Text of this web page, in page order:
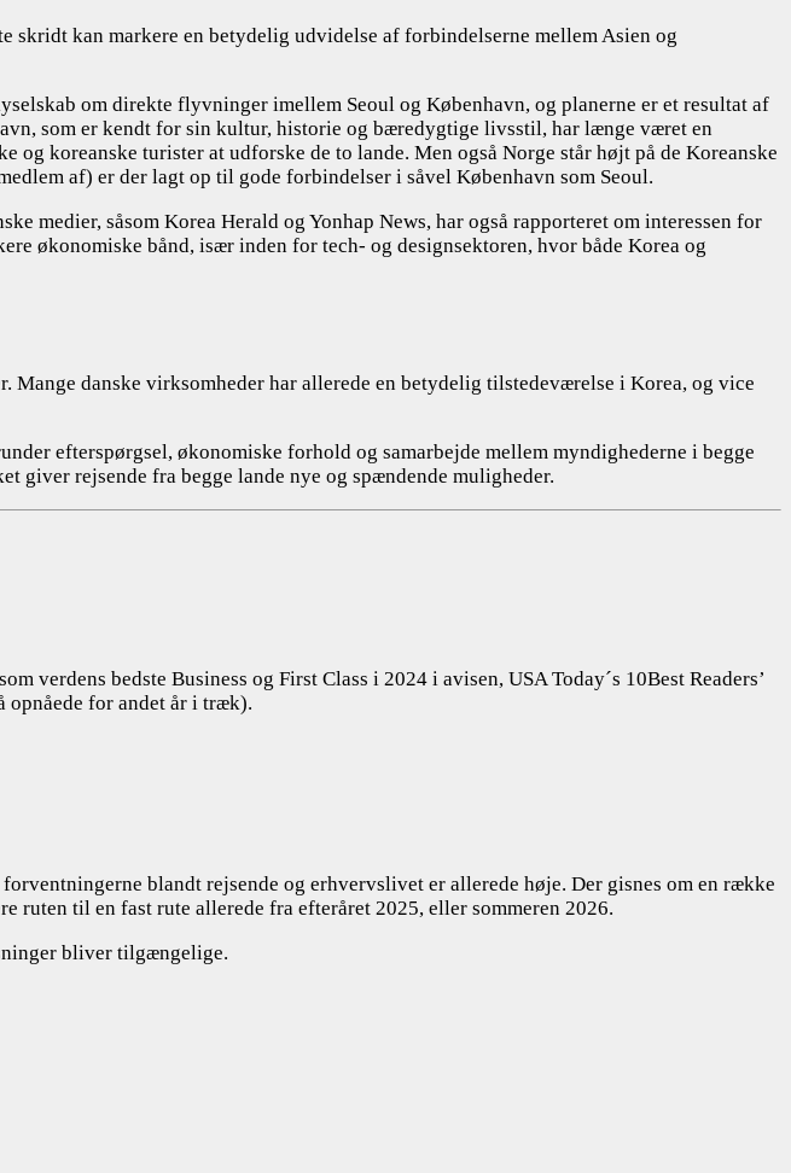
kan markere en betydelig udvidelse af forbindelserne mellem Asien og
om direkte flyvninger imellem Seoul og København, og planerne er et resultat af
som er kendt for sin kultur, historie og bæredygtige livsstil, har længe været en
koreanske turister at udforske de to lande. Men også Norge står højt på de Koreanske
af) er der lagt op til gode forbindelser i såvel København som Seoul.
medier, såsom Korea Herald og Yonhap News, har også rapporteret om interessen for
økonomiske bånd, især inden for tech- og designsektoren, hvor både Korea og
danske virksomheder har allerede en betydelig tilstedeværelse i Korea, og vice
efterspørgsel, økonomiske forhold og samarbejde mellem myndighederne i begge
giver rejsende fra begge lande nye og spændende muligheder.
bedste Business og First Class i 2024 i avisen, USA Today´s 10Best Readers’
opnåede for andet år i træk).
blandt rejsende og erhvervslivet er allerede høje. Der gisnes om en række
ruten til en fast rute allerede fra efteråret 2025, eller sommeren 2026.
bliver tilgængelige.